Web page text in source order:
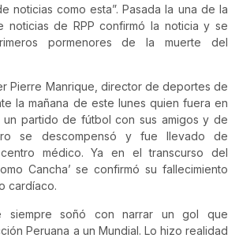
noticias como esta”. Pasada la una de la
noticias de RPP confirmó la noticia y se
pormenores de la muerte del
Pierre Manrique, director de deportes de
la mañana de este lunes quien fuera en
partido de fútbol con sus amigos y de
se descompensó y fue llevado de
médico. Ya en el transcurso del
Cancha’ se confirmó su fallecimiento
cardíaco.
siempre soñó con narrar un gol que
Peruana a un Mundial. Lo hizo realidad